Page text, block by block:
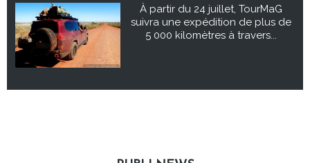
À partir du 24 juillet, TourMaG
suivra une expédition de plus de
5 000 kilomètres à travers...